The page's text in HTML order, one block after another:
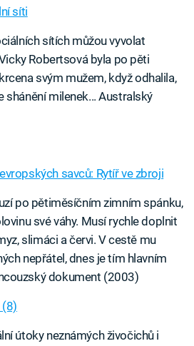
síti
sítích můžou vyvolat
Robertsová byla po pěti
svým mužem, když odhalila,
shánění milenek... Australský
savců: Rytíř ve zbroji
po pětiměsíčním zimním spánku,
své váhy. Musí rychle doplnit
slimáci a červi. V cestě mu
nepřátel, dnes je tím hlavním
dokument (2003)
útoky neznámých živočichů i